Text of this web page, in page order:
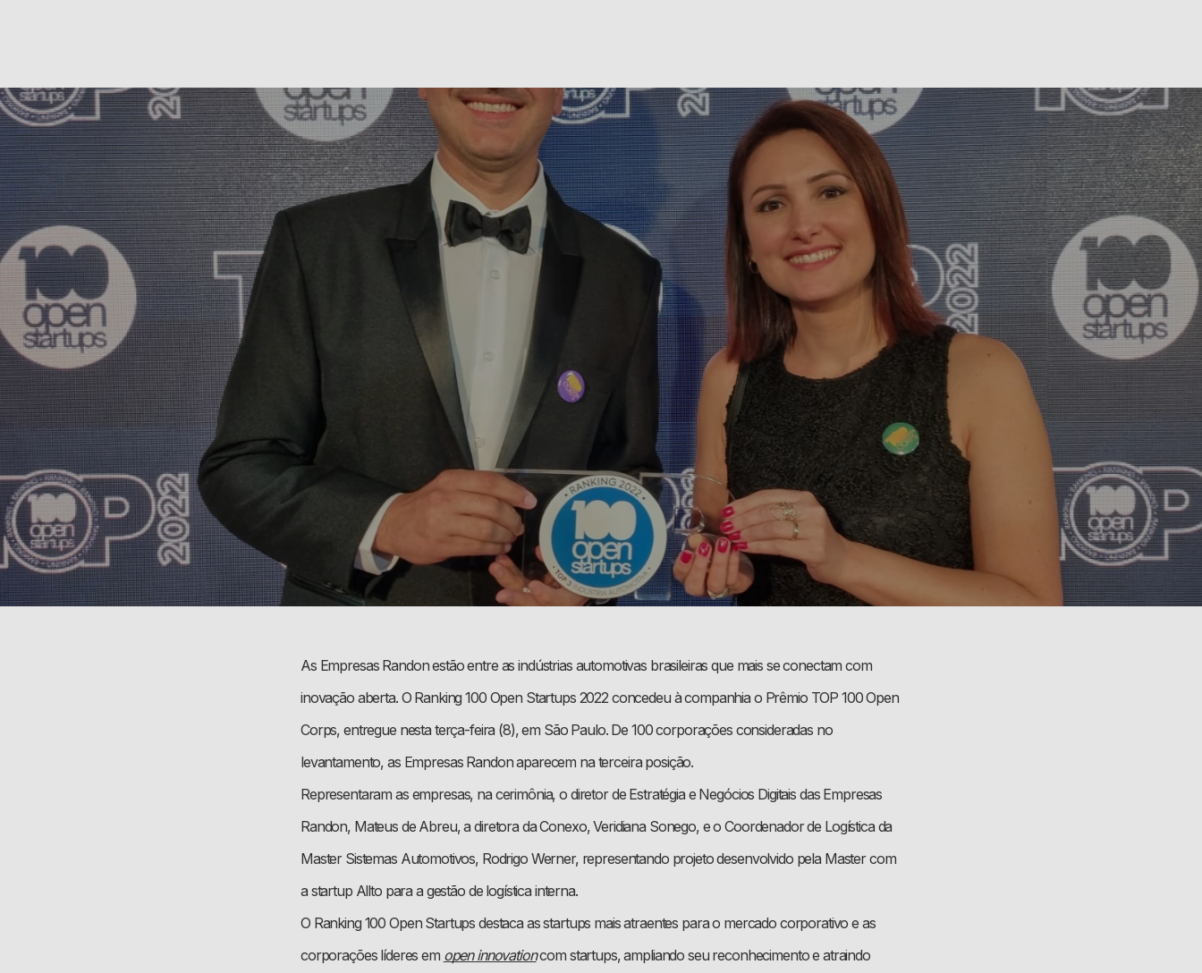
As Empresas Randon estão entre as indústrias automotivas brasileiras que mais se conectam com
inovação aberta. O Ranking 100 Open Startups 2022 concedeu à companhia o Prêmio TOP 100 Open
Corps, entregue nesta terça-feira (8), em São Paulo. De 100 corporações consideradas no
levantamento, as Empresas Randon aparecem na terceira posição.
Representaram as empresas, na cerimônia, o diretor de Estratégia e Negócios Digitais das Empresas
Randon, Mateus de Abreu, a diretora da Conexo, Veridiana Sonego, e o Coordenador de Logística da
Master Sistemas Automotivos, Rodrigo Werner, representando projeto desenvolvido pela Master com
a startup Allto para a gestão de logística interna.
O Ranking 100 Open Startups destaca as startups mais atraentes para o mercado corporativo e as
corporações líderes em open innovationcom startups, ampliando seu reconhecimento e atraindo